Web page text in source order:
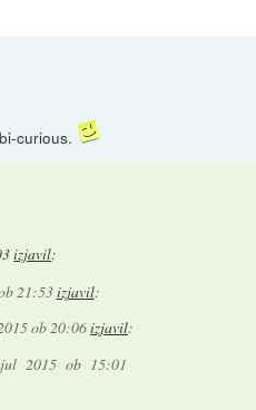
curious.
izjavil:
21:53izjavil:
ob 20:06izjavil:
2015 ob 15:01